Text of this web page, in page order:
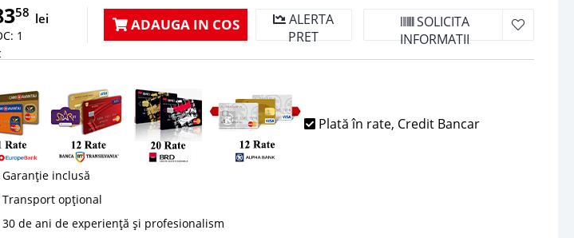
58 lei
1
ADAUGA IN COS
ALERTA
PRET
SOLICITA
INFORMATII
Plată în rate, Credit Bancar
Garanție inclusă
Transport opțional
30 de ani de experiență și profesionalism